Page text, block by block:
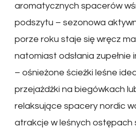
aromatycznych spacerów
podszytu – sezonowa
porze roku staje się wręcz
natomiast odsłania zupełnie
– ośnieżone ścieżki leśne
przejażdżki na biegówkach
relaksujące spacery nordic
atrakcje w leśnych ostępach